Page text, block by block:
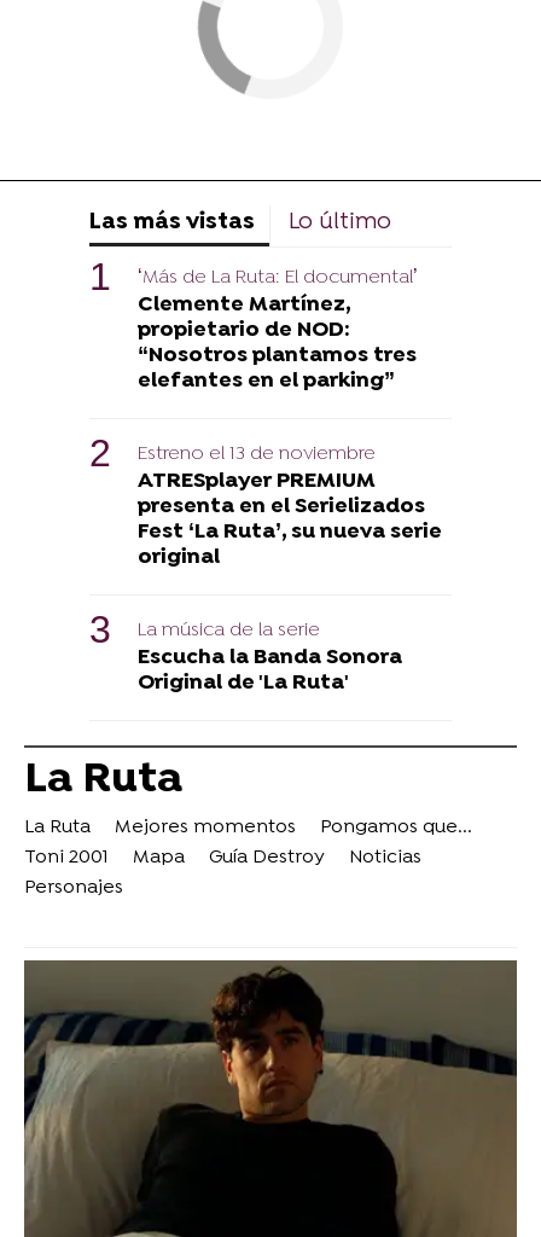
Las más vistas Lo último
‘Más de La Ruta: El documental’
Clemente Martínez,
propietario de NOD:
“Nosotros plantamos tres
elefantes en el parking”
Estreno el 13 de noviembre
ATRESplayer PREMIUM
presenta en el Serielizados
Fest ‘La Ruta’, su nueva serie
original
La música de la serie
Escucha la Banda Sonora
Original de 'La Ruta'
La Ruta
La Ruta Mejores momentos
Pongamos que...
Toni 2001
Mapa Guía Destroy
Noticias
Personajes